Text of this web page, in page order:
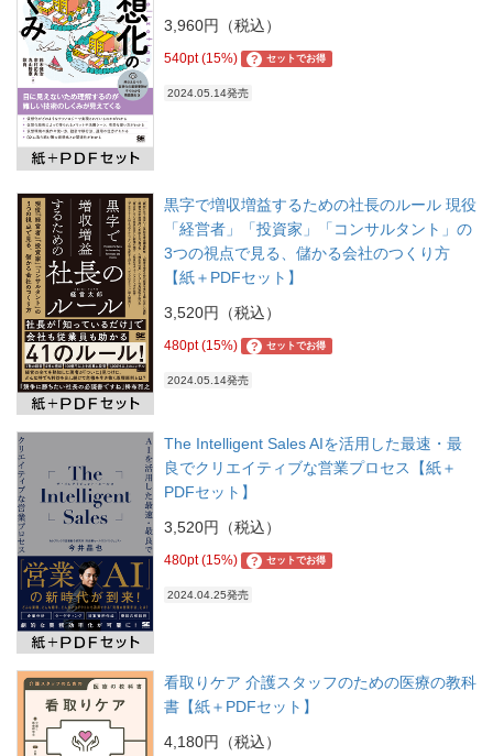
3,960円（税込）
540pt (15%) ? セットでお得
2024.05.14発売
黒字で増収増益するための社長のルール 現役
「経営者」「投資家」「コンサルタント」の
3つの視点で見る、儲かる会社のつくり方
【紙＋PDFセット】
3,520円（税込）
480pt (15%) ? セットでお得
2024.05.14発売
The Intelligent Sales AIを活用した最速・最
良でクリエイティブな営業プロセス【紙＋
PDFセット】
3,520円（税込）
480pt (15%) ? セットでお得
2024.04.25発売
看取りケア 介護スタッフのための医療の教科
書【紙＋PDFセット】
4,180円（税込）